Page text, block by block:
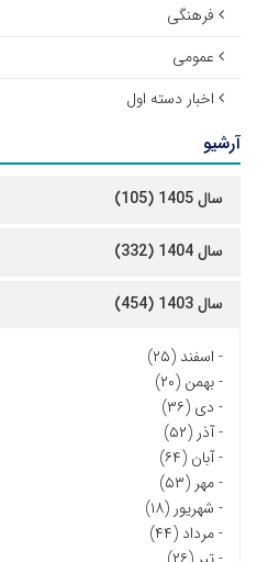
فرهنگی
عمومی
اخبار دسته اول
آرشیو
سال 1405 (105)
سال 1404 (332)
سال 1403 (454)
- اسفند (۲۵)
-بهمن (۲۰)
- دی (۳۶)
-آذر (۵۲)
-آبان (۶۴)
-مهر (۵۳)
- شهریور (۱۸)
-مرداد (۴۴)